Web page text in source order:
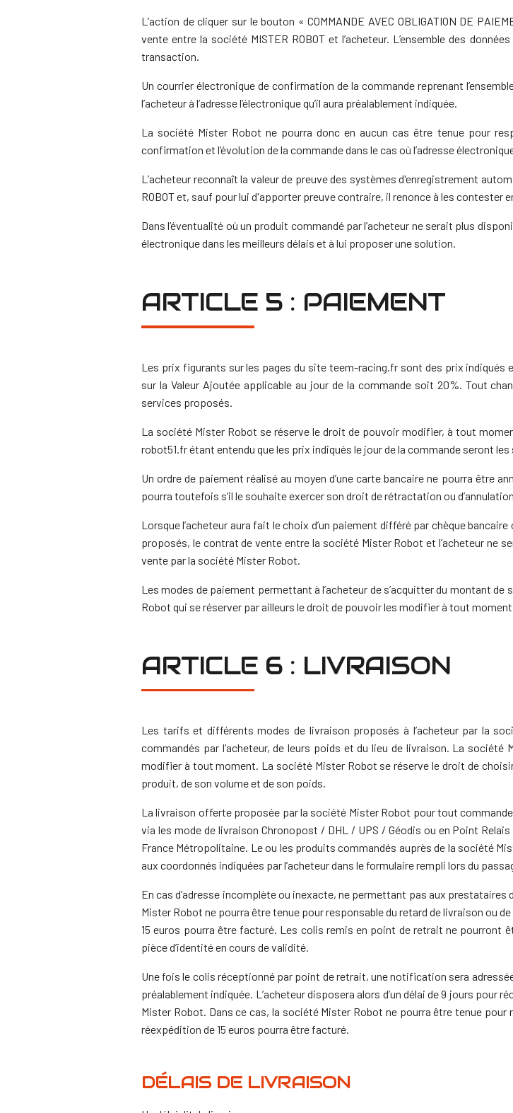
L’action de cliquer sur le bouton « COMMANDE AVEC OBLIGATION DE
vente entre la société MISTER ROBOT et l’acheteur. L’ensemble des
transaction.
Un courrier électronique de confirmation de la commande reprenant
l’acheteur à l’adresse l’électronique qu’il aura préalablement indiquée.
La société Mister Robot ne pourra donc en aucun cas être tenue pour
confirmation et l’évolution de la commande dans le cas où l’adresse
L’acheteur reconnaît la valeur de preuve des systèmes d'enregistrement
ROBOT et, sauf pour lui d'apporter preuve contraire, il renonce à les contester
Dans l’éventualité où un produit commandé par l’acheteur ne serait plus
électronique dans les meilleurs délais et à lui proposer une solution.
ARTICLE 5 : PAIEMENT
Les prix figurants sur les pages du site teem-racing.fr sont des prix
sur la Valeur Ajoutée applicable au jour de la commande soit 20%. Tout
services proposés.
La société Mister Robot se réserve le droit de pouvoir modifier, à tout
robot51.fr étant entendu que les prix indiqués le jour de la commande seront les
Un ordre de paiement réalisé au moyen d’une carte bancaire ne pourra être
pourra toutefois s’il le souhaite exercer son droit de rétractation ou
Lorsque l’acheteur aura fait le choix d’un paiement différé par chèque
proposés, le contrat de vente entre la société Mister Robot et l’acheteur ne
vente par la société Mister Robot.
Les modes de paiement permettant à l’acheteur de s’acquitter du montant
Robot qui se réserver par ailleurs le droit de pouvoir les modifier à tout moment.
ARTICLE 6 : LIVRAISON
Les tarifs et différents modes de livraison proposés à l’acheteur par la
commandés par l’acheteur, de leurs poids et du lieu de livraison. La
modifier à tout moment. La société Mister Robot se réserve le droit de
produit, de son volume et de son poids.
La livraison offerte proposée par la société Mister Robot pour tout
via les mode de livraison Chronopost / DHL / UPS / Géodis ou en Point
France Métropolitaine. Le ou les produits commandés auprès de la société
aux coordonnés indiquées par l’acheteur dans le formulaire rempli lors du
En cas d’adresse incomplète ou inexacte, ne permettant pas aux
Mister Robot ne pourra être tenue pour responsable du retard de livraison ou
15 euros pourra être facturé. Les colis remis en point de retrait ne pourront
pièce d’identité en cours de validité.
Une fois le colis réceptionné par point de retrait, une notification sera adressée
préalablement indiquée. L’acheteur disposera alors d’un délai de 9 jours pour
Mister Robot. Dans ce cas, la société Mister Robot ne pourra être tenue
réexpédition de 15 euros pourra être facturé.
DÉLAIS DE LIVRAISON